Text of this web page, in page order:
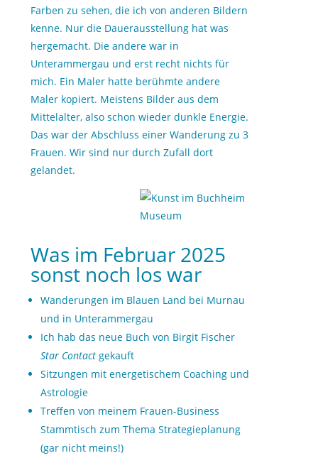
Farben zu sehen, die ich von anderen Bildern
kenne. Nur die Dauerausstellung hat was
hergemacht. Die andere war in
Unterammergau und erst recht nichts für
mich. Ein Maler hatte berühmte andere
Maler kopiert. Meistens Bilder aus dem
Mittelalter, also schon wieder dunkle Energie.
Das war der Abschluss einer Wanderung zu 3
Frauen. Wir sind nur durch Zufall dort
gelandet.
Was im Februar 2025
sonst noch los war
Wanderungen im Blauen Land bei Murnau
und in Unterammergau
Ich hab das neue Buch von Birgit Fischer
Star Contact gekauft
Sitzungen mit energetischem Coaching und
Astrologie
Treffen von meinem Frauen-Business
Stammtisch zum Thema Strategieplanung
(gar nicht meins!)